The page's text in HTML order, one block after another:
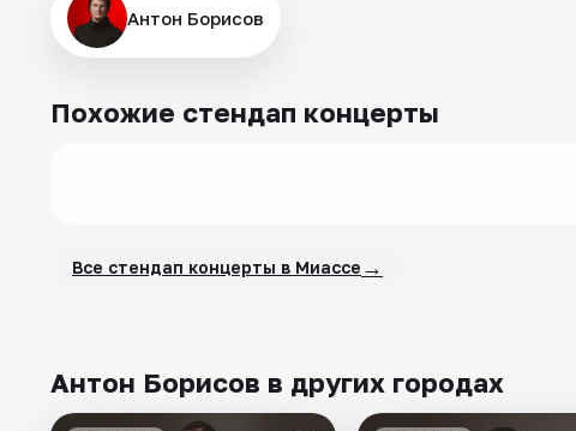
Антон Борисов
Похожие стендап концерты
Все стендап концерты в Миассе →
Антон Борисов в других городах